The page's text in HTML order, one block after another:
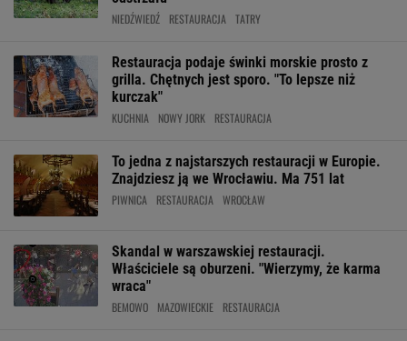
NIEDŹWIEDŹ RESTAURACJA TATRY
Restauracja podaje świnki morskie prosto z
grilla. Chętnych jest sporo. "To lepsze niż
kurczak"
KUCHNIA NOWY JORK RESTAURACJA
To jedna z najstarszych restauracji w Europie.
Znajdziesz ją we Wrocławiu. Ma 751 lat
PIWNICA RESTAURACJA WROCŁAW
Skandal w warszawskiej restauracji.
Właściciele są oburzeni. "Wierzymy, że karma
wraca"
BEMOWO MAZOWIECKIE RESTAURACJA